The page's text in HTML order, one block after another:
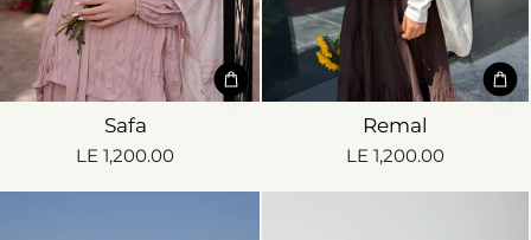
Safa
LE 1,200.00
Remal
LE 1,200.00